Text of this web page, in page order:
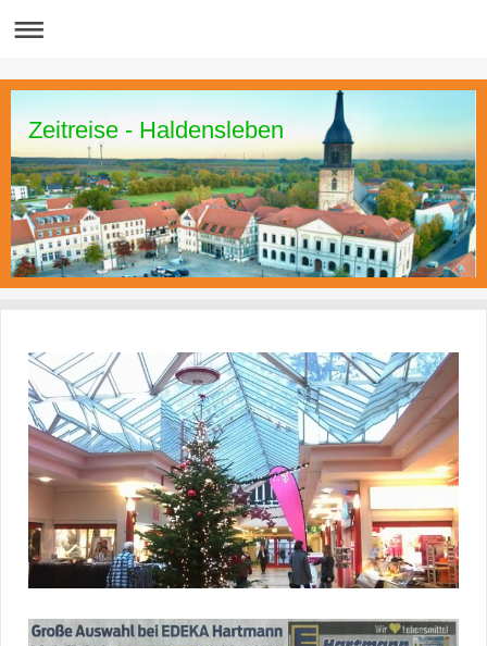
Zeitreise - Haldensleben